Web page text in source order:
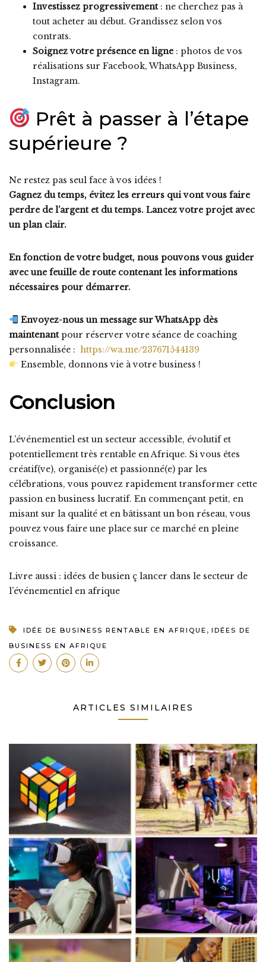
Investissez progressivement: ne cherchez pas à
tout acheter au début. Grandissez selon vos
contrats.
Soignez votre présence en ligne : photos de vos
réalisations sur Facebook, WhatsApp Business,
Instagram.
Prêt à passer à l’étape
supérieure ?
Ne restez pas seul face à vos idées !
Gagnez du temps, évitez les erreurs qui vont vous faire
perdre de l’argent et du temps. Lancez votre projet avec
un plan clair.
En fonction de votre budget, nous pouvons vous guider
avec une feuille de route contenant les informations
nécessaires pour démarrer.
Envoyez-nous un message sur WhatsApp dès
maintenantpour réserver votre séance de coaching
personnalisée : https://wa.me/237671544139
Ensemble, donnons vie à votre business !
Conclusion
L’événementiel est un secteur accessible, évolutif et
potentiellement très rentable en Afrique. Si vous êtes
créatif(ve), organisé(e) et passionné(e) par les
célébrations, vous pouvez rapidement transformer cette
passion en business lucratif. En commençant petit, en
misant sur la qualité et en bâtissant un bon réseau, vous
pouvez vous faire une place sur ce marché en pleine
croissance.
Livre aussi : idées de busien ç lancer dans le secteur de
l’événementiel en afrique
IDÉE DE BUSINESS RENTABLE EN AFRIQUE , IDÉES DE
BUSINESS EN AFRIQUE
ARTICLES SIMILAIRES